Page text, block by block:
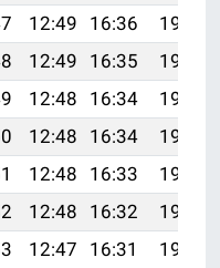
12:49 16:36
19:41
12:49 16:35
19:39
12:48 16:34
19:38
12:48 16:34
19:36
12:48 16:33
19:35
12:48 16:32
19:33
12:47 16:31 19:32